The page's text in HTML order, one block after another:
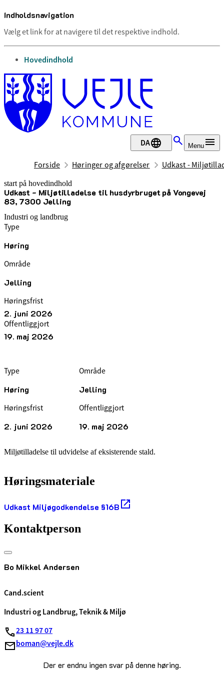
Indholdsnavigation
Vælg et link for at navigere til det respektive indhold.
gå til
Hovedindhold
DA Menu
Forside Høringer og afgørelser Udkast -
start på hovedindhold
Udkast - Miljøtilladelse til husdyrbruget på Vongevej
83, 7300 Jelling
senest opdateret 19. maj 2026
Industri og landbrug
Type
Høring
Område
Jelling
Høringsfrist
2. juni 2026
Offentliggjort
19. maj 2026
Type
Høring
Område
Jelling
Høringsfrist
2. juni 2026
Offentliggjort
19. maj 2026
Miljøtilladelse til udvidelse af eksisterende stald.
Høringsmateriale
Udkast Miljøgodkendelse §16B
Kontaktperson
Bo Mikkel Andersen
Cand.scient
Industri og Landbrug, Teknik & Miljø
23 11 97 07
boman@vejle.dk
Der er endnu ingen svar på denne høring.